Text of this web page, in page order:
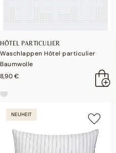
HÔTEL PARTICULIER
Waschlappen Hôtel particulier
Baumwolle
8,90 €
NEUHEIT